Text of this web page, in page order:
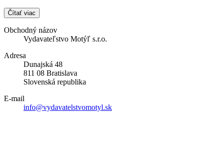
Čítať viac
Obchodný názov
Vydavateľstvo Motýľ s.r.o.
Adresa
Dunajská 48
811 08 Bratislava
Slovenská republika
E-mail
info@vydavatelstvomotyl.sk